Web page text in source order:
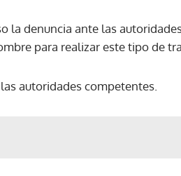
la denuncia ante las
para realizar este tipo de
autoridades competentes.